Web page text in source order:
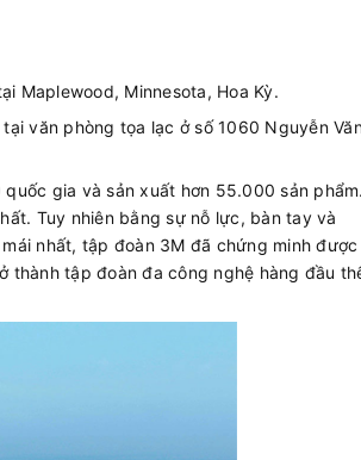
Maplewood, Minnesota, Hoa Kỳ.
văn phòng tọa lạc ở số 1060 Nguyễn
gia và sản xuất hơn 55.000 sản phẩm.
Tuy nhiên bằng sự nỗ lực, bàn tay và
nhất, tập đoàn 3M đã chứng minh được
thành tập đoàn đa công nghệ hàng đầu